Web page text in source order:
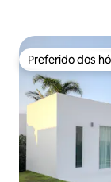
Preferido dos
Preferido dos